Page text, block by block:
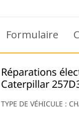
Formulaire
Réparations
Caterpillar
TYPE DE VÉHICULE :